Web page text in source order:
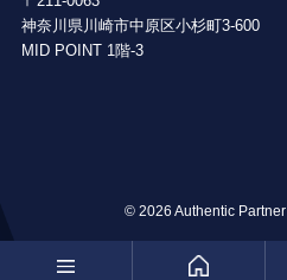
神奈川県川崎市中原区小杉町3-600
MID POINT 1階-3
© 2026 Authentic